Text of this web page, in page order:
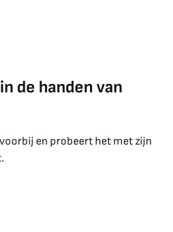
de handen van
en probeert het met zijn